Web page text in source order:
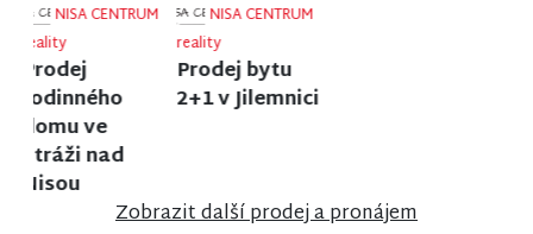
NISA CENTRUM
reality
Prodej
rodinného
domu ve
Velkých
Hamrech
NISA CENTRUM
reality
Prodej
činžovního
Zobrazit další prodej a pronájem